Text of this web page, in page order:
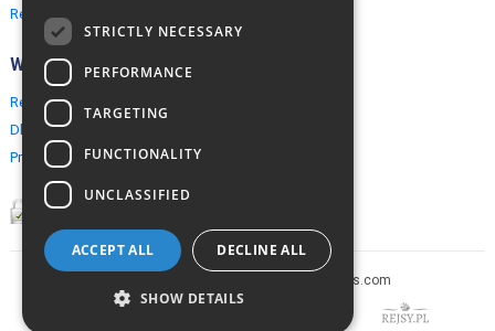
Regulamin
Współpraca
Rezerwacja grupowa
Dla agentów turystycznych
Program partnerski
Copyright © 2005-2026 europe-mountains.com
STRICTLY NECESSARY
PERFORMANCE
TARGETING
FUNCTIONALITY
UNCLASSIFIED
ACCEPT ALL DECLINE ALL
SHOW DETAILS